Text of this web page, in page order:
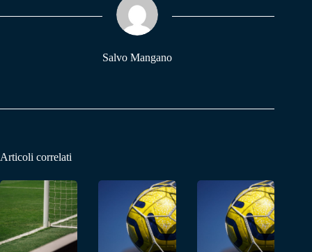
pp m
Salvo Mangano
Articoli correlati